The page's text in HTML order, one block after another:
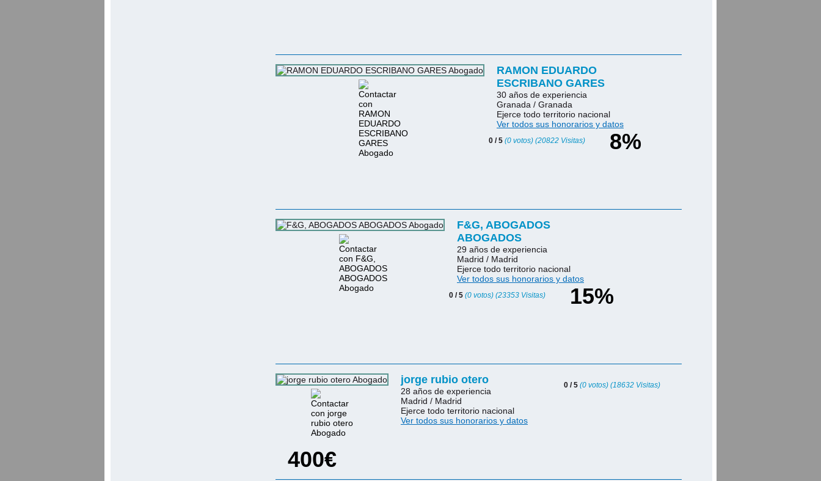
RAMON EDUARDO
ESCRIBANO GARES
30 años de experiencia
Granada / Granada
Ejerce todo territorio nacional
Ver todos sus honorarios y datos
0 / 5 (0 votos) (20822 Visitas) 8%
F&G, ABOGADOS
ABOGADOS
29 años de experiencia
Madrid / Madrid
Ejerce todo territorio nacional
Ver todos sus honorarios y datos
0 / 5 (0 votos) (23353 Visitas) 15%
jorge rubio otero
28 años de experiencia
Madrid / Madrid
Ejerce todo territorio nacional
Ver todos sus honorarios y datos
0 / 5 (0 votos) (18632 Visitas)
400€